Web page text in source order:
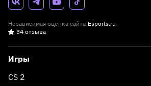
Независимая оценка сайта Esports.ru
34 отзыва
Игры
CS 2